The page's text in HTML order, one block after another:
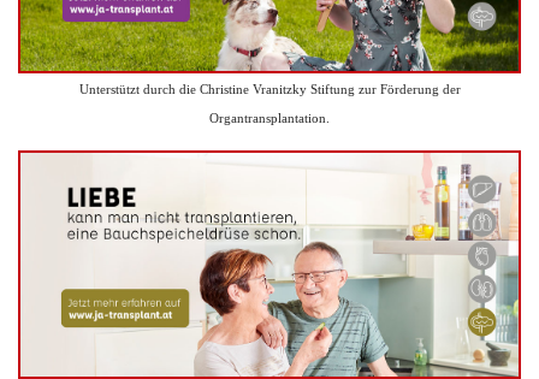
Unterstützt durch die Christine Vranitzky Stiftung zur Förderung der
Organtransplantation.